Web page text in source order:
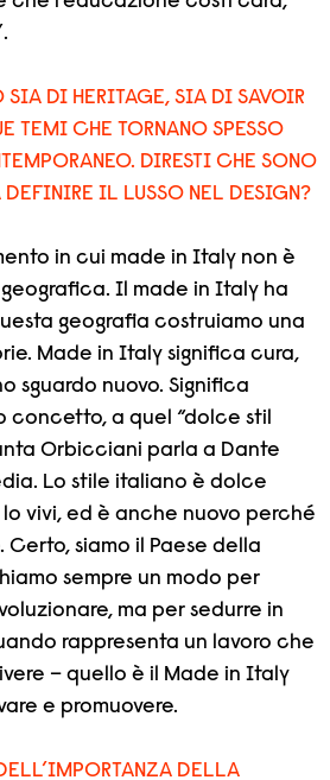
SIA DI HERITAGE, SIA DI SAVOIR
TEMI CHE TORNANO SPESSO
DIRESTI CHE SONO
DEFINIRE IL LUSSO NEL DESIGN?
in cui made in Italy non è
Il made in Italy ha
geografia costruiamo una
Made in Italy significa cura,
sguardo nuovo. Significa
concetto, a quel “dolce stil
Orbicciani parla a Dante
Lo stile italiano è dolce
vivi, ed è anche nuovo perché
Certo, siamo il Paese della
sempre un modo per
ma per sedurre in
rappresenta un lavoro che
– quello è il Made in Italy
e promuovere.
DELLA